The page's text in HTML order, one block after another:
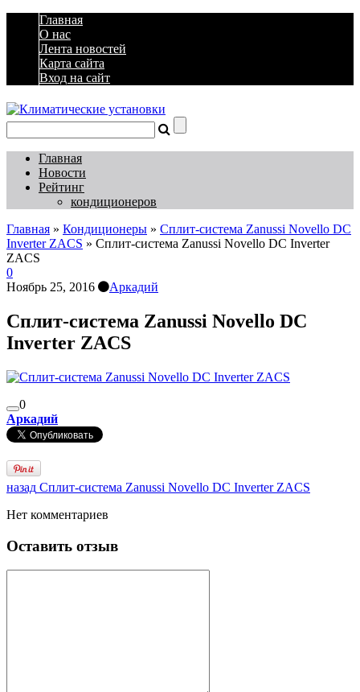
Главная
О нас
Лента новостей
Карта сайта
Вход на сайт
Главная
Новости
Рейтинг
кондиционеров
Главная » Кондиционеры » Сплит-система Zanussi Novello DC
Inverter ZACS » Сплит-система Zanussi Novello DC Inverter
ZACS
0
Ноябрь 25, 2016
Аркадий
Сплит-система Zanussi Novello DC
Inverter ZACS
0
Аркадий
назад Сплит-система Zanussi Novello DC Inverter ZACS
Нет комментариев
Оставить отзыв